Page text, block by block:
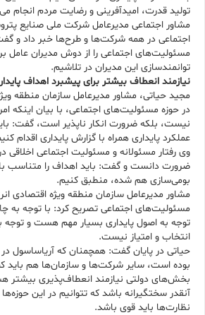
تولید قدرت، امیدآفرینی و رضایت مردم انجام
مشاور اجتماعی مدیرعامل شرکت ملی صنایع
اجتماعی در همه شرکت‌ها و طرح‌ها خبر داد و
مسئولیت‌های اجتماعی را از دوش مدیران عامل
توانمندسازی این مدیران در تلاشیم.
نیازمند انعطاف بیشتر برای پیشبرد اهداف
مجید حیاتی، مشاور مدیرعامل سازمان منطقه
در حوزه مسئولیت‌های اجتماعی، با بیان اینکه
نیست، بلکه ضرورت انکار ناپذیر است، گفت:
عملکرد پایداری همراه با گزارش پایداری اقدام
وی رفتار مسئولانه و مسئولیت اجتماعی اخلاقی
ضرورت دانست و گفت: باید اهداف را متناسب با
بومی‌سازی هم شده، منطبق کنیم.
مشاور مدیرعامل سازمان منطقه ویژه اقتصادی
مسئولیت‌های اجتماعی تصریح کرد: با توجه
توجه به اصول پایداری بسیار مهم هست و توجه
انتخاب و امتیاز نیست.
حیاتی در پایان گفت: همچمنان که آریاساسول در
بوده است، سایر شرکت‌ها و سازمان‌ها هم باید
بخش‌های دولتی نیازمند انعطاف‌پذیری بیشتر
آنقدر سختگیرانه باشد که تتوانیم در این
نظارت‌ها باید قوی باشد.